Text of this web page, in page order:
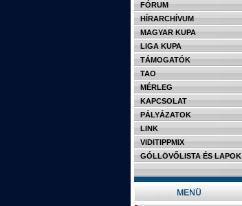
FÓRUM
HÍRARCHÍVUM
MAGYAR KUPA
LIGA KUPA
TÁMOGATÓK
TAO
MÉRLEG
KAPCSOLAT
PÁLYÁZATOK
LINK
VIDITIPPMIX
GÓLLÖVŐLISTA ÉS LAPOK